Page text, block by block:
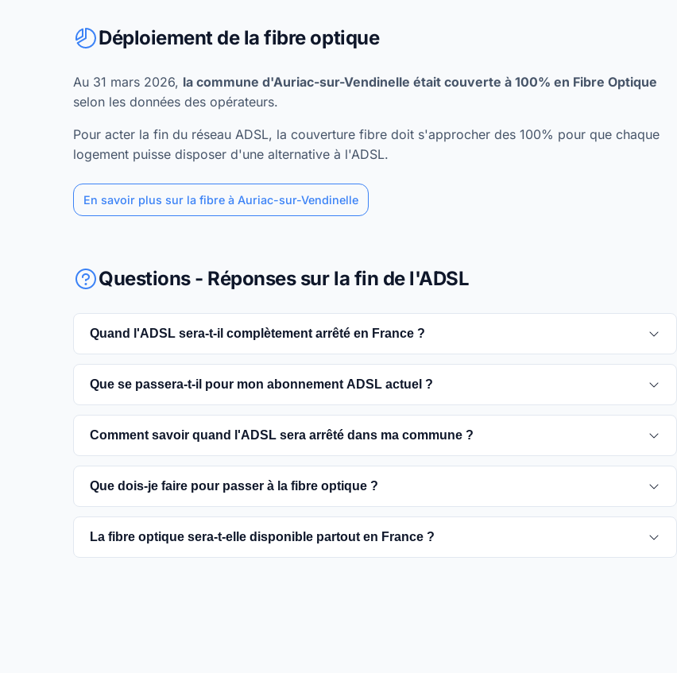
Déploiement de la fibre optique
Au 31 mars 2026, la commune d'Auriac-sur-Vendinelle était couverte à 100% en Fibre Optique
selon les données des opérateurs.
Pour acter la fin du réseau ADSL, la couverture fibre doit s'approcher des 100% pour que chaque
logement puisse disposer d'une alternative à l'ADSL.
En savoir plus sur la fibre à Auriac-sur-Vendinelle
Questions - Réponses sur la fin de l'ADSL
Quand l'ADSL sera-t-il complètement arrêté en France ?
L'extinction complète du réseau ADSL est prévue pour 2030. D'ici là, les utilisateurs sont
encouragés à basculer vers des connexions fibre optique, plus rapides et fiables.
Que se passera-t-il pour mon abonnement ADSL actuel ?
Vous pouvez continuer à utiliser votre abonnement ADSL jusqu'à la date de fermeture du réseau
dans votre commune. Cependant, il est conseillé de passer à la fibre optique dès que possible pour
une meilleure qualité de service.
Comment savoir quand l'ADSL sera arrêté dans ma commune ?
Les dates précises de fermeture de l'ADSL varient selon les communes. Vous pouvez trouver ces
informations sur notre site en recherchant votre commune spécifique.
Que dois-je faire pour passer à la fibre optique ?
Contactez votre fournisseur d'accès à Internet pour vérifier la disponibilité de la fibre dans votre
région et planifier l'installation. La plupart des fournisseurs proposent des offres de migration vers
La fibre optique sera-t-elle disponible partout en France ?